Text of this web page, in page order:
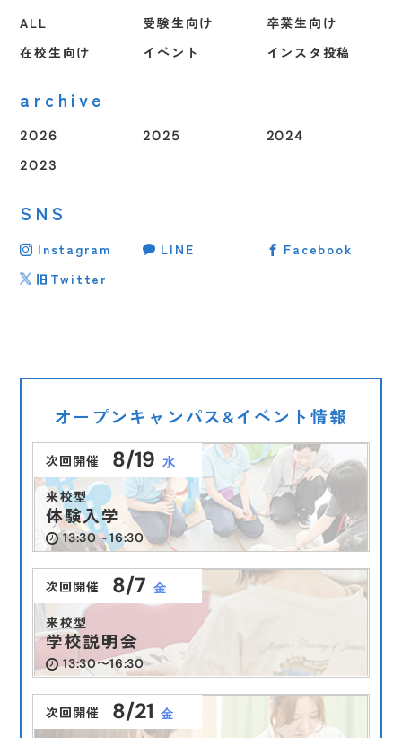
ALL 受験生向け
卒業生向け
在校生向け
イベント インスタ投稿
archive
2026 2025
2024
2023
SNS
Instagram LINE
Facebook
旧Twitter
オープンキャンパス&イベント情報
次回開催 8/19 水
来校型
体験入学
13:30～16:30
次回開催 8/7 金
来校型
学校説明会
13:30〜16:30
次回開催 8/21 金